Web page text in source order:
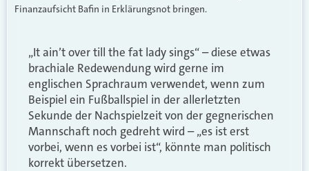
Finanzaufsicht Bafin in Erklärungsnot bringen.
„It ain’t over till the fat lady sings“ – diese etwas
brachiale Redewendung wird gerne im
englischen Sprachraum verwendet, wenn zum
Beispiel ein Fußballspiel in der allerletzten
Sekunde der Nachspielzeit von der gegnerischen
Mannschaft noch gedreht wird – „es ist erst
vorbei, wenn es vorbei ist“, könnte man politisch
korrekt übersetzen.